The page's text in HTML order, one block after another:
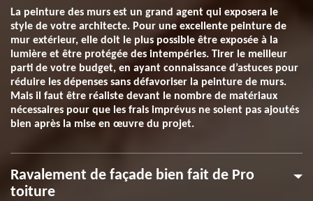
La peinture des murs est un grand agent qui exposera le
style de votre architecte. Pour une excellente peinture de
mur extérieur, elle doit le plus possible être exposée à la
lumière et être protégée des intempéries. Tirer le meilleur
parti de votre budget, en ayant connaissance d’astuces pour
réduire les dépenses sans défavoriser la peinture de murs.
Mais il faut être réaliste devant le nombre de matériaux
nécessaires pour que les frais imprévus ne soient pas ajoutés
bien après la mise en œuvre du projet.
Ravalement de façade bien fait de Pro
toiture